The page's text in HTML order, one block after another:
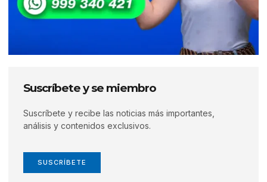
Suscríbete y se miembro
Suscríbete y recibe las noticias más importantes,
análisis y contenidos exclusivos.
SUSCRÍBETE